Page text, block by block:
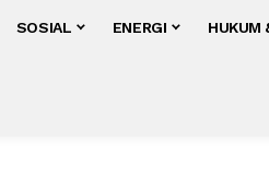
SOSIAL ENERGI HUKUM